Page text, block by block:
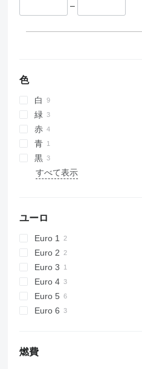
–
色
白
緑
赤
青
黒
すべて表示
ユーロ
Euro 1
Euro 2
Euro 3
Euro 4
Euro 5
Euro 6
燃費